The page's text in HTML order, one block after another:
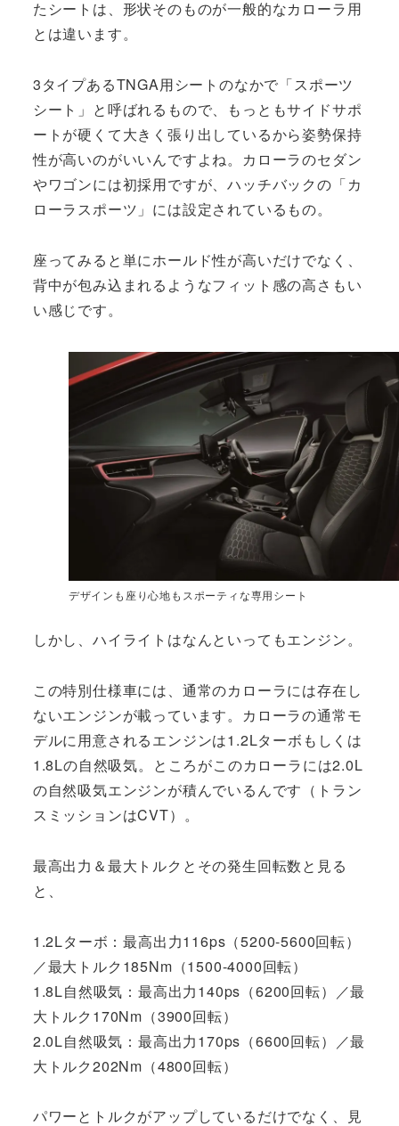
たシートは、形状そのものが一般的なカローラ用
とは違います。
3タイプあるTNGA用シートのなかで「スポーツ
シート」と呼ばれるもので、もっともサイドサポ
ートが硬くて大きく張り出しているから姿勢保持
性が高いのがいいんですよね。カローラのセダン
やワゴンには初採用ですが、ハッチバックの「カ
ローラスポーツ」には設定されているもの。
座ってみると単にホールド性が高いだけでなく、
背中が包み込まれるようなフィット感の高さもい
い感じです。
デザインも座り心地もスポーティな専用シート
しかし、ハイライトはなんといってもエンジン。
この特別仕様車には、通常のカローラには存在し
ないエンジンが載っています。カローラの通常モ
デルに用意されるエンジンは1.2Lターボもしくは
1.8Lの自然吸気。ところがこのカローラには2.0L
の自然吸気エンジンが積んでいるんです（トラン
スミッションはCVT）。
最高出力＆最大トルクとその発生回転数と見る
と、
1.2Lターボ：最高出力116ps（5200-5600回転）
／最大トルク185Nm（1500-4000回転）
1.8L自然吸気：最高出力140ps（6200回転）／最
大トルク170Nm（3900回転）
2.0L自然吸気：最高出力170ps（6600回転）／最
大トルク202Nm（4800回転）
パワーとトルクがアップしているだけでなく、見